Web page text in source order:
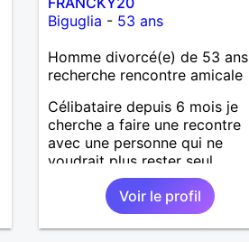
Biguglia - 53 ans
Homme divorcé(e) de 53 ans
recherche rencontre amicale
Célibataire depuis 6 mois je
cherche a faire une recontre
avec une personne qui ne
voudrait plus rester seul ,
comme moi .
Voir le profil